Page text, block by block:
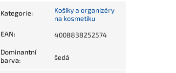
Kategorie:
Košíky a organizéry
na kosmetiku
EAN: 4008838252574
Dominantní
barva: šedá